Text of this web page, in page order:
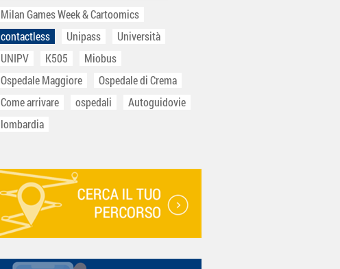
Milan Games Week & Cartoomics
contactless
Unipass
Università
UNIPV
K505
Miobus
Ospedale Maggiore
Ospedale di Crema
Come arrivare
ospedali
Autoguidovie
lombardia